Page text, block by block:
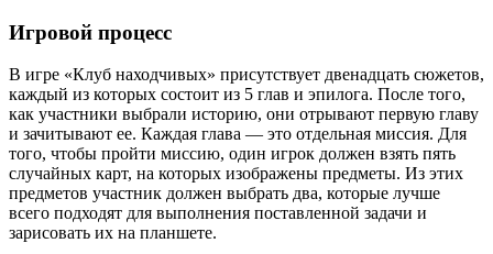
Игровой процесс
В игре «Клуб находчивых» присутствует двенадцать сюжетов,
каждый из которых состоит из 5 глав и эпилога. После того,
как участники выбрали историю, они отрывают первую главу
и зачитывают ее. Каждая глава — это отдельная миссия. Для
того, чтобы пройти миссию, один игрок должен взять пять
случайных карт, на которых изображены предметы. Из этих
предметов участник должен выбрать два, которые лучше
всего подходят для выполнения поставленной задачи и
зарисовать их на планшете.